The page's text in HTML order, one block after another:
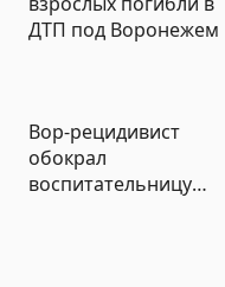
ДТП под Воронежем
Вор-рецидивист
обокрал
воспитательницу